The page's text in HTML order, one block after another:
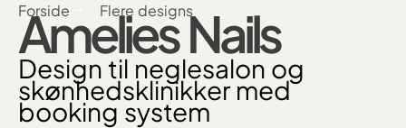
Forside Flere designs
Amelies Nails
Design til neglesalon og
skønhedsklinikker med
booking system